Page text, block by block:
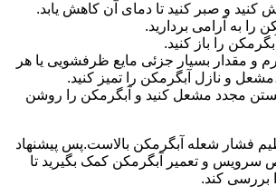
کنید و صبر کنید تا دمای آن کاهش یابد.
را به آرامی بردارید.
را باز کنید.
و مقدار بسیار جزئی مایع ظرفشویی یا هر
و نازل آبگرمکن را تمیز کنید.
مجدد مشعل کنید و آبگرمکن را روشن
فشار شعله آبگرمکن بالاست.پس پیشنهاد
و تعمیر آبگرمکن کمک بگیرید تا
کند.